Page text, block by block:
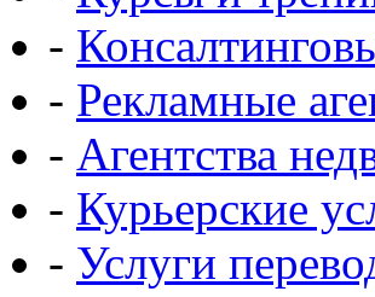
-
- Рекламные
- Агентства
- Курьерские
- Услуги